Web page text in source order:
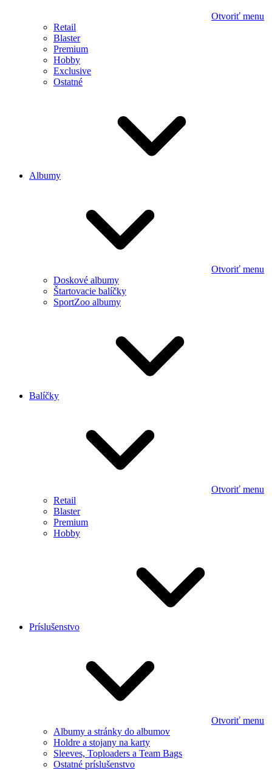
Otvoriť menu
Retail
Blaster
Premium
Hobby
Exclusive
Ostatné
Albumy
Otvoriť menu
Doskové albumy
Štartovacie balíčky
SportZoo albumy
Balíčky
Otvoriť menu
Retail
Blaster
Premium
Hobby
Príslušenstvo
Otvoriť menu
Albumy a stránky do albumov
Holdre a stojany na karty
Sleeves, Toploaders a Team Bags
Ostatné príslušenstvo